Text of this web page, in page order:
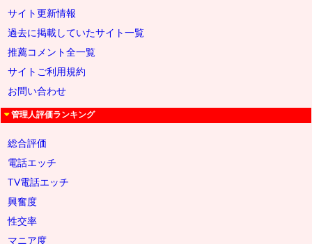
サイト更新情報
過去に掲載していたサイト一覧
推薦コメント全一覧
サイトご利用規約
お問い合わせ
管理人評価ランキング
総合評価
電話エッチ
TV電話エッチ
興奮度
性交率
マニア度